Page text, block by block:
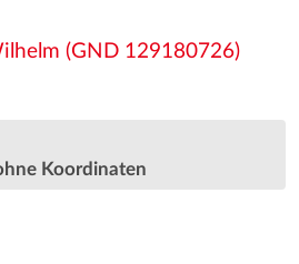
(GND 129180726)
Koordinaten